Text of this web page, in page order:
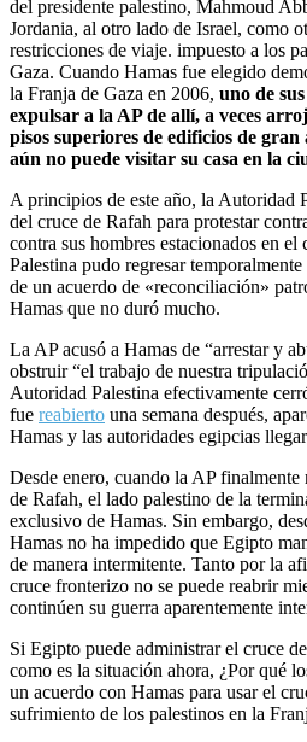
del presidente palestino, Mahmoud
Jordania, al otro lado de Israel, como
restricciones de viaje. impuesto a los
Gaza. Cuando Hamas fue elegido
la Franja de Gaza en 2006, uno de
expulsar a la AP de allí, a veces
pisos superiores de edificios de
aún no puede visitar su casa en la
A principios de este año, la Autoridad
del cruce de Rafah para protestar
contra sus hombres estacionados en
Palestina pudo regresar
de un acuerdo de «reconciliación»
Hamas que no duró mucho.
La AP acusó a Hamas de “arrestar y
obstruir “el trabajo de nuestra
Autoridad Palestina efectivamente
fue reabierto una semana después,
Hamas y las autoridades egipcias
Desde enero, cuando la AP
de Rafah, el lado palestino de la
exclusivo de Hamas. Sin embargo,
Hamas no ha impedido que Egipto
de manera intermitente. Tanto por la
cruce fronterizo no se puede reabrir
continúen su guerra aparentemente
Si Egipto puede administrar el cruce
como es la situación ahora, ¿Por qué
un acuerdo con Hamas para usar el
sufrimiento de los palestinos en la